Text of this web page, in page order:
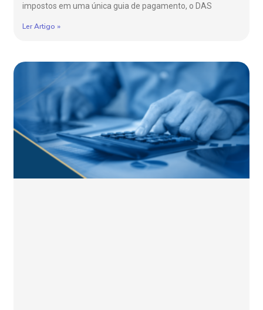
impostos em uma única guia de pagamento, o DAS
Ler Artigo »